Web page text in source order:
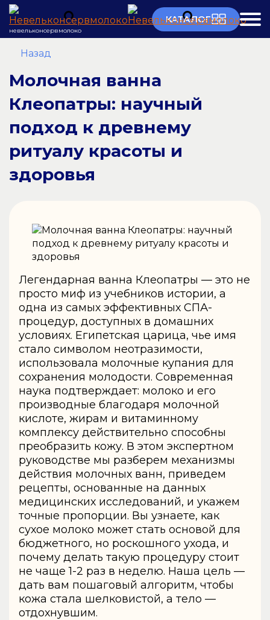
невельконсервмолоко
КАТАЛОГ
Назад
Молочная ванна
Клеопатры: научный
подход к древнему
ритуалу красоты и
здоровья
Легендарная ванна Клеопатры — это не
просто миф из учебников истории, а
одна из самых эффективных СПА-
процедур, доступных в домашних
условиях. Египетская царица, чье имя
стало символом неотразимости,
использовала молочные купания для
сохранения молодости. Современная
наука подтверждает: молоко и его
производные благодаря молочной
кислоте, жирам и витаминному
комплексу действительно способны
преобразить кожу. В этом экспертном
руководстве мы разберем механизмы
действия молочных ванн, приведем
рецепты, основанные на данных
медицинских исследований, и укажем
точные пропорции. Вы узнаете, как
сухое молоко может стать основой для
бюджетного, но роскошного ухода, и
почему делать такую процедуру стоит
не чаще 1-2 раз в неделю. Наша цель —
дать вам пошаговый алгоритм, чтобы
кожа стала шелковистой, а тело —
отдохнувшим.